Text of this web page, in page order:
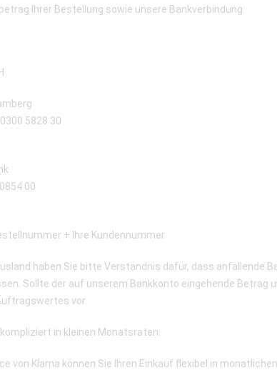
Ihrer Bestellung sowie unsere Bankverbindung.
0300 5828 30
00
+ Ihre Kundennummer
haben Sie bitte Verständnis dafür, dass anfallende
Sollte der auf unserem Bankkonto eingehende
vor.
in kleinen Monatsraten.
von Klarna können Sie Ihren Einkauf flexibel in